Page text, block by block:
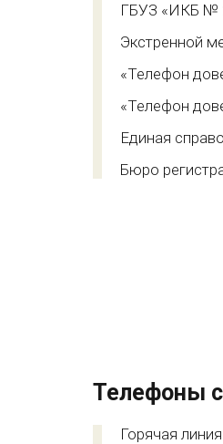
ГБУЗ «ИКБ №
Экстренной
«Телефон
«Телефон
Единая
Бюро
Телефоны
Горячая